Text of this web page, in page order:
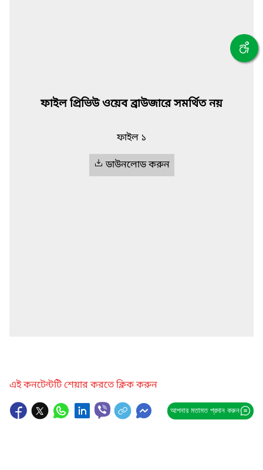
ফাইল প্রিভিউ ওয়েব ব্রাউজারে সমর্থিত নয়
ফাইল ১
ডাউনলোড করুন
এই কনটেন্টটি শেয়ার করতে ক্লিক করুন
আপনার মতামত প্রদান করুন